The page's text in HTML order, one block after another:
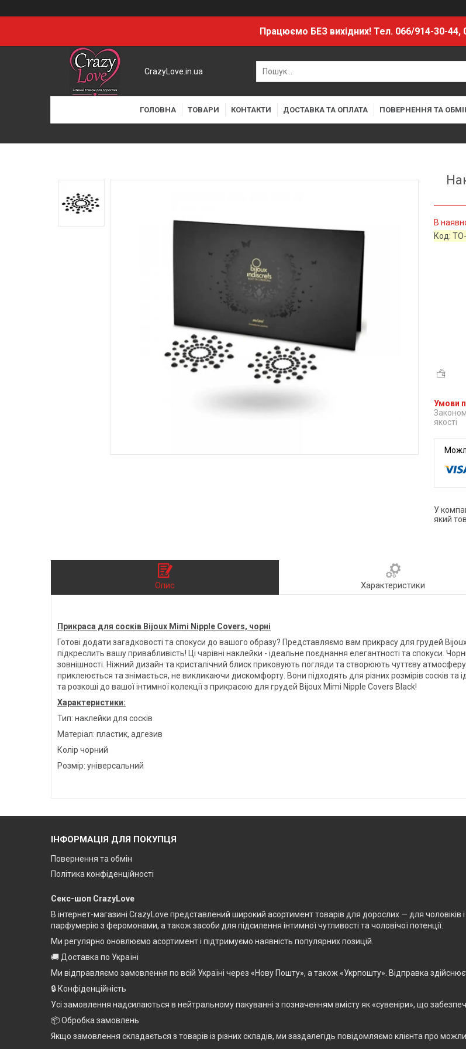
Працюємо БЕЗ вихідних! Тел. 066/914-30-44,
CrazyLove.in.ua
ГОЛОВНА ТОВАРИ КОНТАКТИ ДОСТАВКА ТА ОПЛАТА ПОВЕРНЕННЯ ТА
В
Код:
якості
У
який
Опис Характеристики
Прикраса для сосків Bijoux Mimi Nipple Covers, чорні
Готові додати загадковості та спокуси до вашого образу? Представляємо вам прикрасу для грудей
підкреслить вашу привабливість! Ці чарівні наклейки - ідеальне поєднання елегантності та спокуси.
зовнішності. Ніжний дизайн та кристалічний блиск приковують погляди та створюють чуттєву
приклеюється та знімається, не викликаючи дискомфорту. Вони підходять для різних розмірів сосків
та розкоші до вашої інтимної колекції з прикрасою для грудей Bijoux Mimi Nipple Covers Black!
Характеристики:
Тип: наклейки для сосків
Матеріал: пластик, адгезив
Колір чорний
Розмір: універсальний
ІНФОРМАЦІЯ ДЛЯ ПОКУПЦЯ
Повернення та обмін
Політика конфіденційності
Секс-шоп CrazyLove
В інтернет-магазині CrazyLove представлений широкий асортимент товарів для дорослих — для чоловіків
парфумерію з феромонами, а також засоби для підсилення інтимної чутливості та чоловічої потенції.
Ми регулярно оновлюємо асортимент і підтримуємо наявність популярних позицій.
🚚 Доставка по Україні
Ми відправляємо замовлення по всій Україні через «Нову Пошту», а також «Укрпошту». Відправка
🔒 Конфіденційність
Усі замовлення надсилаються в нейтральному пакуванні з позначенням вмісту як «сувеніри», що
📦 Обробка замовлень
Якщо замовлення складається з товарів із різних складів, ми заздалегідь повідомляємо клієнта про